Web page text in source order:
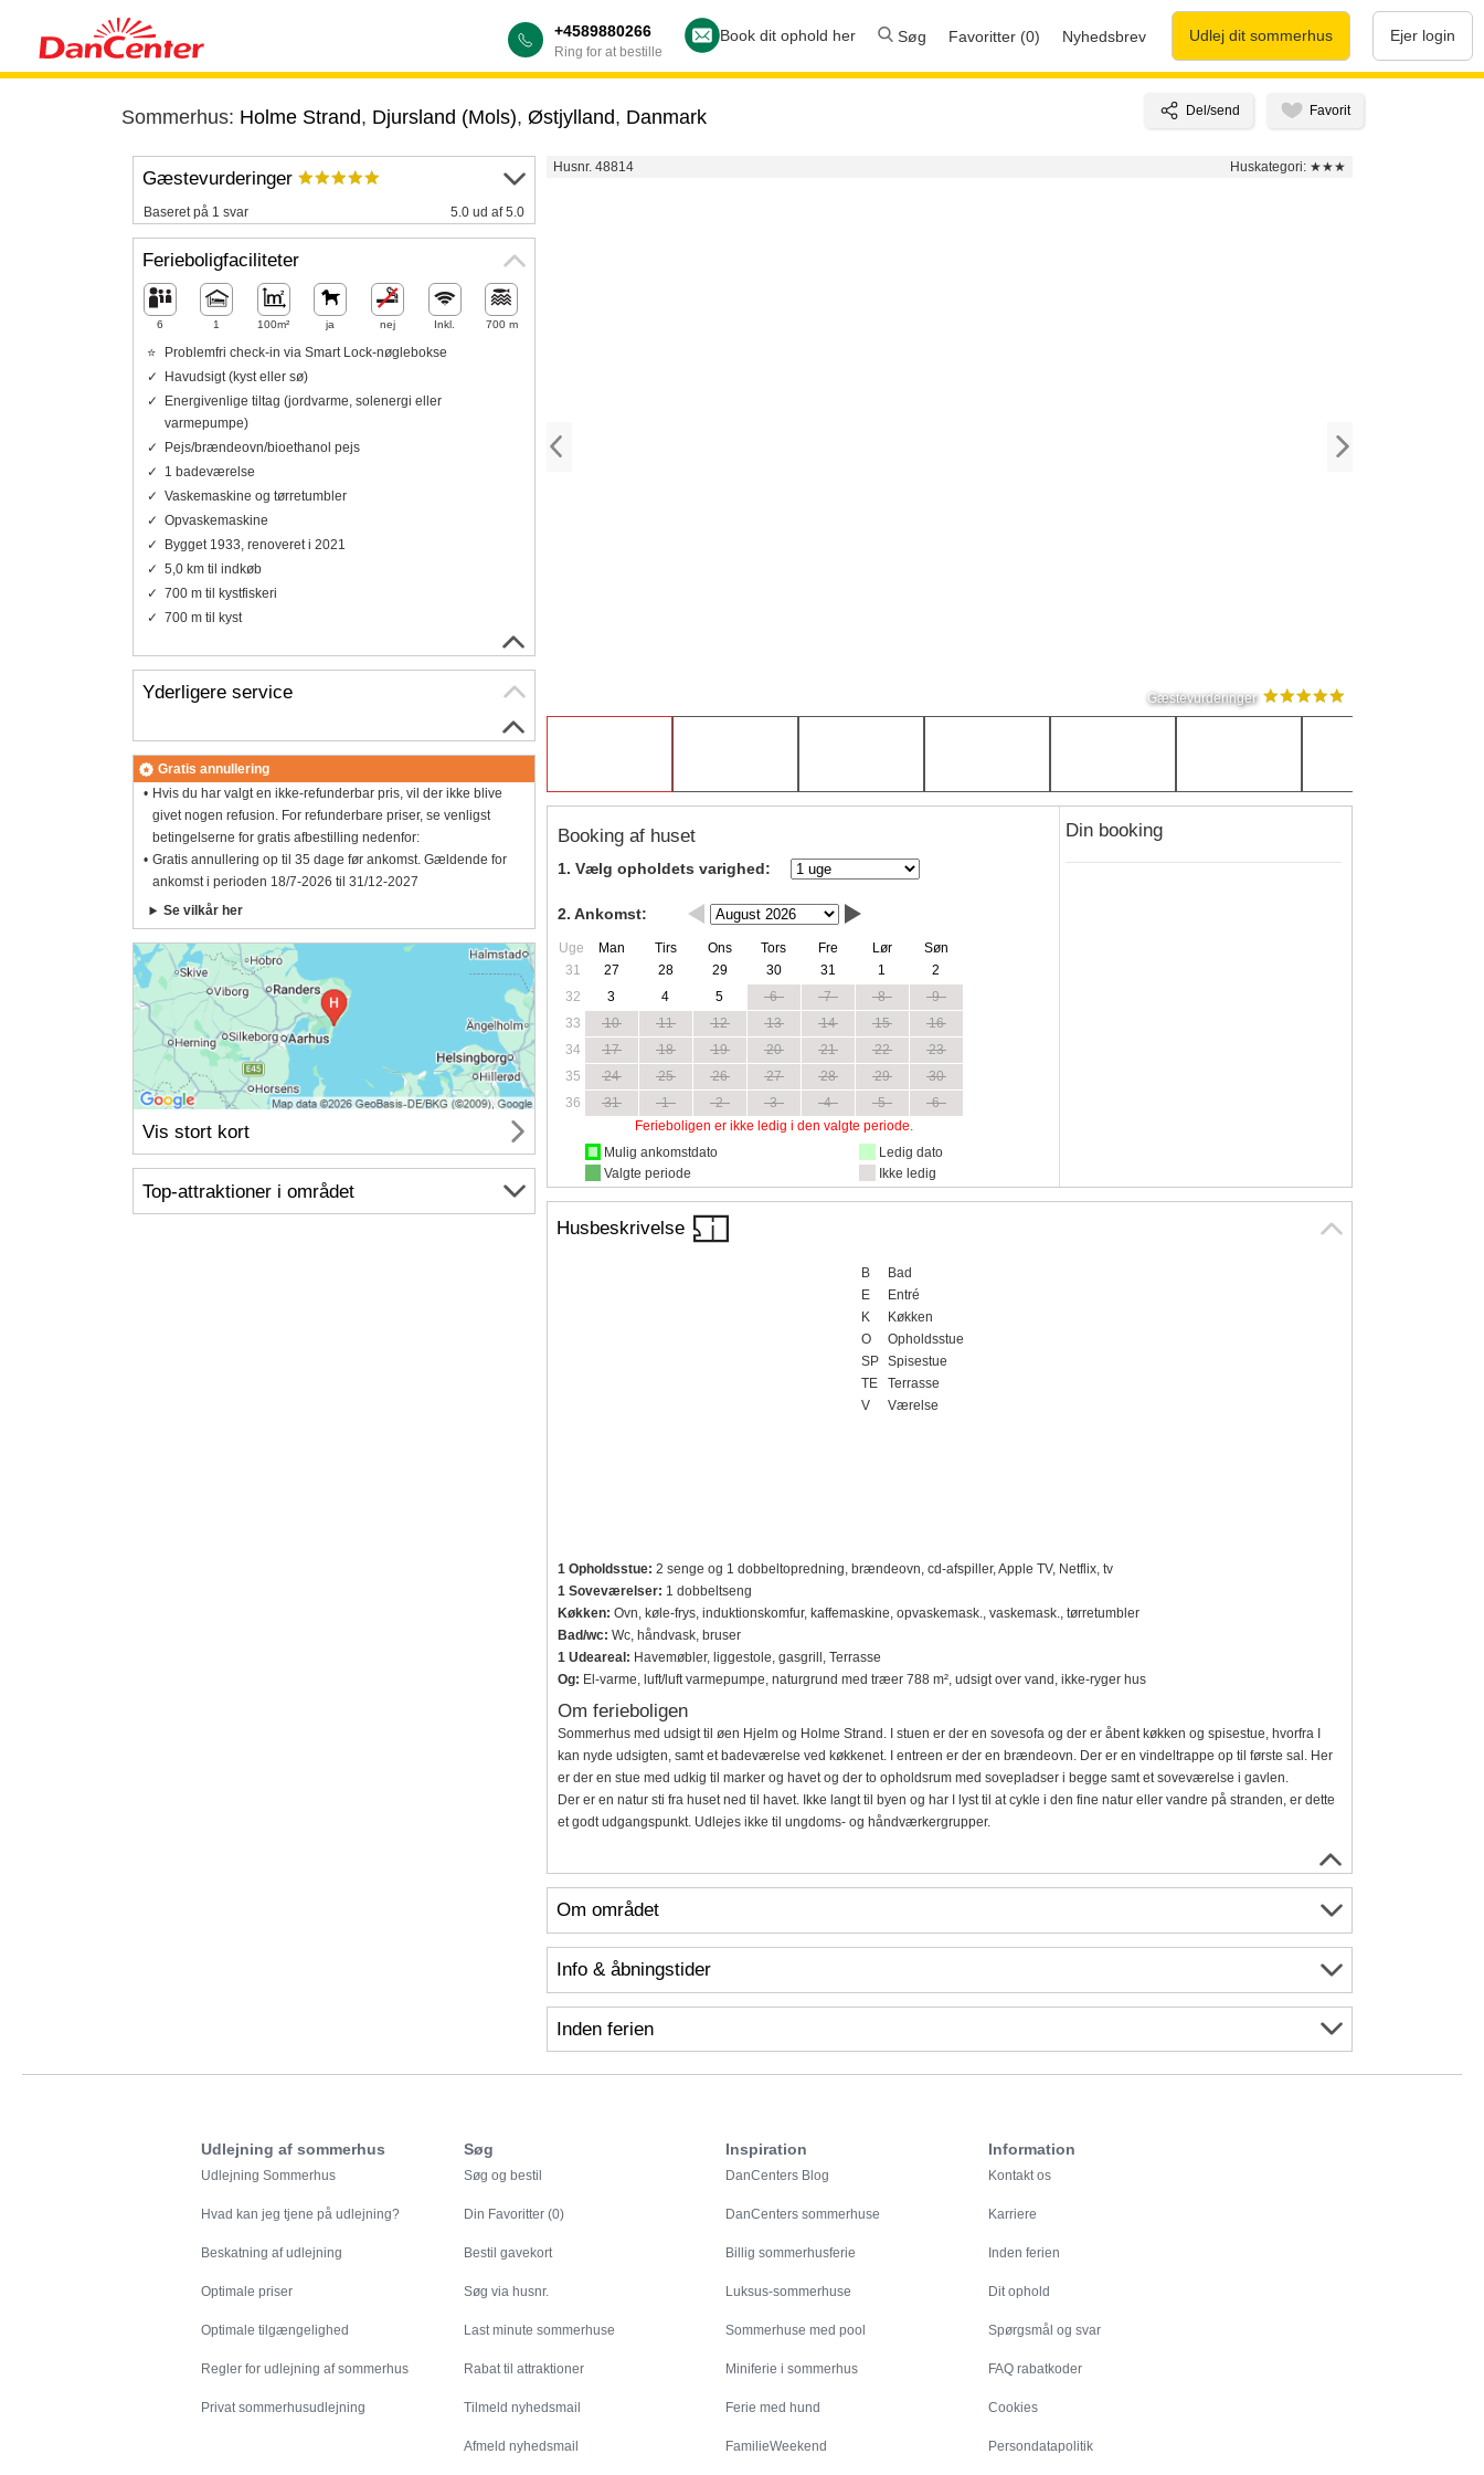
+4589880266
Ring for at bestille
Book dit ophold her Søg Favoritter (0) Nyhedsbrev Udlej dit sommerhus Ejer login
Sommerhus: Holme Strand, Djursland (Mols), Østjylland, Danmark
Husnr. 48814 Huskategori: ★★★
Gæstevurderinger
Booking af huset
1. Vælg opholdets varighed:
2. Ankomst:
Uge Man Tirs Ons Tors Fre Lør
Søn
31
27 28 29 30 31 1
2
32
3 4 5 6 7 8
9
33
10 11 12 13 14 15
16
34
17 18 19 20 21 22
23
35
24 25 26 27 28 29
30
36
31 1 2 3 4 5
6
Ferieboligen er ikke ledig i den valgte periode.
Mulig ankomstdato
Valgte periode
Ledig dato
Ikke ledig
Din booking
Husbeskrivelse
B
Bad
E
Entré
K
Køkken
O
Opholdsstue
SP
Spisestue
TE
Terrasse
V
Værelse
1 Opholdsstue: 2 senge og 1 dobbeltopredning, brændeovn, cd-afspiller, Apple TV, Netflix, tv
1 Soveværelser: 1 dobbeltseng
Køkken: Ovn, køle-frys, induktionskomfur, kaffemaskine, opvaskemask., vaskemask., tørretumbler
Bad/wc: Wc, håndvask, bruser
1 Udeareal: Havemøbler, liggestole, gasgrill, Terrasse
Og: El-varme, luft/luft varmepumpe, naturgrund med træer 788 m², udsigt over vand, ikke-ryger hus
Om ferieboligen
Sommerhus med udsigt til øen Hjelm og Holme Strand. I stuen er der en sovesofa og der er åbent køkken og spisestue, hvorfra I
kan nyde udsigten, samt et badeværelse ved køkkenet. I entreen er der en brændeovn. Der er en vindeltrappe op til første sal. Her
er der en stue med udkig til marker og havet og der to opholdsrum med sovepladser i begge samt et soveværelse i gavlen.
Der er en natur sti fra huset ned til havet. Ikke langt til byen og har I lyst til at cykle i den fine natur eller vandre på stranden, er dette
et godt udgangspunkt. Udlejes ikke til ungdoms- og håndværkergrupper.
Om området
Info & åbningstider
Inden ferien
Gæstevurderinger
Baseret på 1 svar 5.0 ud af 5.0
Ferieboligfaciliteter
6 1 100m² ja nej Inkl. 700 m
Problemfri check-in via Smart Lock-nøglebokse
Havudsigt (kyst eller sø)
Energivenlige tiltag (jordvarme, solenergi eller
varmepumpe)
Pejs/brændeovn/bioethanol pejs
1 badeværelse
Vaskemaskine og tørretumbler
Opvaskemaskine
Bygget 1933, renoveret i 2021
5,0 km til indkøb
700 m til kystfiskeri
700 m til kyst
Yderligere service
Gratis annullering
Hvis du har valgt en ikke-refunderbar pris, vil der ikke blive
givet nogen refusion. For refunderbare priser, se venligst
betingelserne for gratis afbestilling nedenfor:
Gratis annullering op til 35 dage før ankomst. Gældende for
ankomst i perioden 18/7-2026 til 31/12-2027
Se vilkår her
Vis stort kort
Top-attraktioner i området
Udlejning af sommerhus
Udlejning Sommerhus
Hvad kan jeg tjene på udlejning?
Beskatning af udlejning
Optimale priser
Optimale tilgængelighed
Regler for udlejning af sommerhus
Privat sommerhusudlejning
Søg
Søg og bestil
Din Favoritter (0)
Bestil gavekort
Søg via husnr.
Last minute sommerhuse
Rabat til attraktioner
Tilmeld nyhedsmail
Afmeld nyhedsmail
Inspiration
DanCenters Blog
DanCenters sommerhuse
Billig sommerhusferie
Luksus-sommerhuse
Sommerhuse med pool
Miniferie i sommerhus
Ferie med hund
FamilieWeekend
Information
Kontakt os
Karriere
Inden ferien
Dit ophold
Spørgsmål og svar
FAQ rabatkoder
Cookies
Persondatapolitik